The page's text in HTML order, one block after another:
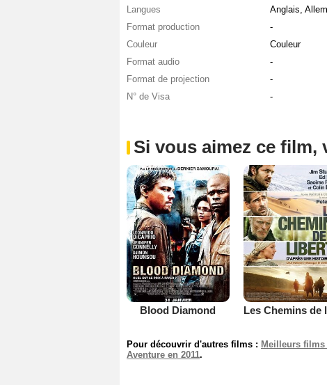
Langues
Anglais,
Format production
-
Couleur
Couleur
Format audio
-
Format de projection
-
N° de Visa
-
Si vous aimez ce film,
Blood Diamond
Pour découvrir d'autres films : Meilleurs films
Aventure en 2011.